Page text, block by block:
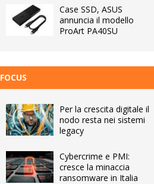
Case SSD, ASUS
annuncia il modello
ProArt PA40SU
FOCUS
Per la crescita digitale il
nodo resta nei sistemi
legacy
Cybercrime e PMI:
cresce la minaccia
ransomware in Italia